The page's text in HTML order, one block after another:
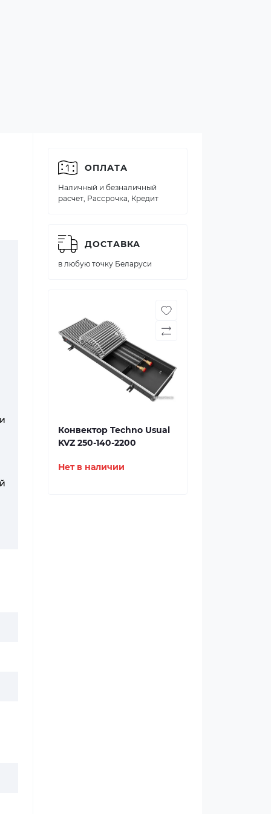
ОПЛАТА
Наличный и безналичный
расчет, Рассрочка, Кредит
ДОСТАВКА
в любую точку Беларуси
Конвектор Techno Usual
KVZ 250-140-2200
Нет в наличии